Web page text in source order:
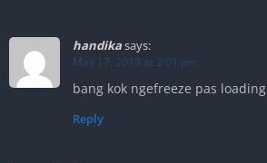
handikasays:
May 17, 2019 at 2:01 pm
bang kok ngefreeze pas loading
Reply